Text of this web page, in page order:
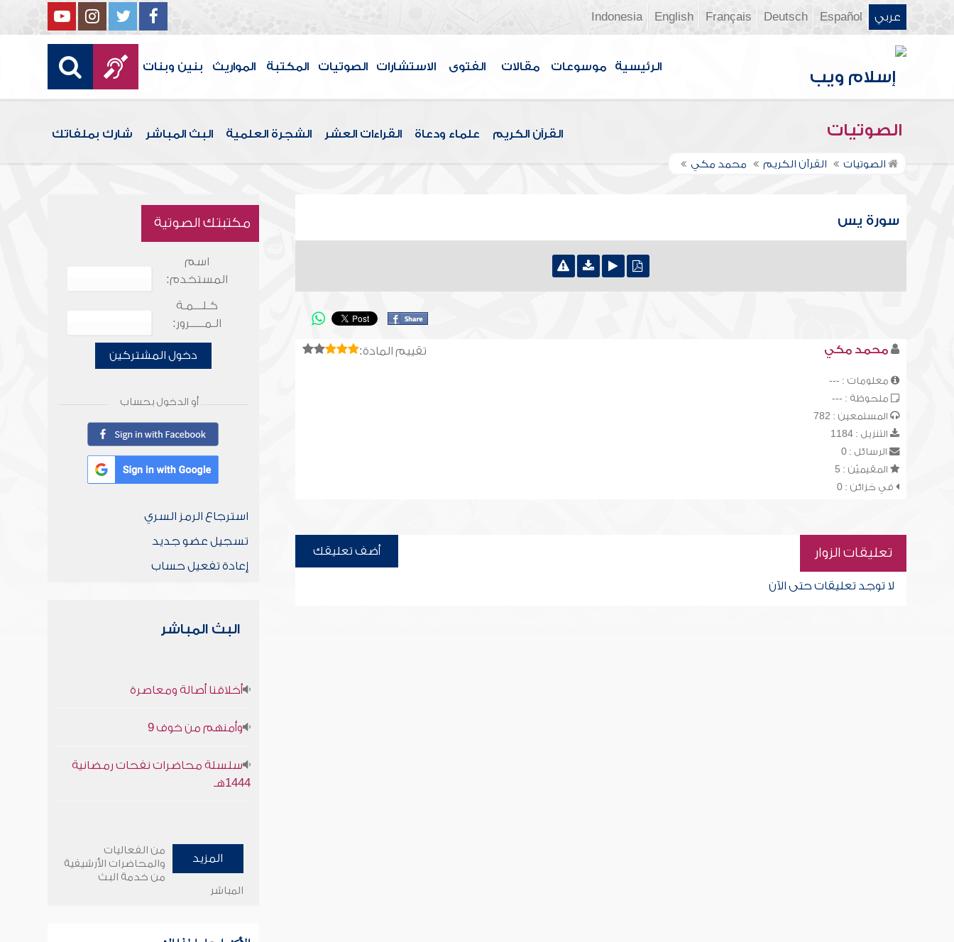
عربي Español
Deutsch
Français
English
Indonesia
الرئيسية موسوعات مقالات الفتوى الاستشارات الصوتيات المكتبة المواريث بنين وبنات
الصوتيات القرآن الكريم علماء ودعاة القراءات العشر الشجرة العلمية البث المباشر شارك بملفاتك
الصوتيات القرآن الكريم محمد مكي
سورة يس
تقييم المادة: محمد مكي
معلومات : ---
ملحوظة : ---
المستمعين : 782
التنزيل : 1184
الرسائل : 0
المقيميّن : 5
في خزائن : 0
تعليقات الزوار أضف تعليقك
لا توجد تعليقات حتى الآن
مكتبتك الصوتية
اسم
المستخدم:
كـلـــمـة
الـمـــــرور:
دخول المشتركين
أو الدخول بحساب
استرجاع الرمز السري
تسجيل عضو جديد
إعادة تفعيل حساب
البث المباشر
أخلاقنا أصالة ومعاصرة
وأمنهم من خوف 9
سلسلة محاضرات نفحات رمضانية
1444هـ
المزيد
من الفعاليات
والمحاضرات الأرشيفية
من خدمة البث
المباشر